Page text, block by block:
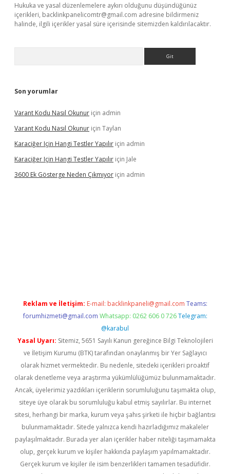
Hukuka ve yasal düzenlemelere aykırı olduğunu düşündüğünüz
içerikleri, backlinkpanelicomtr@gmail.com adresine bildirmeniz
halinde, ilgili içerikler yasal süre içerisinde sitemizden kaldırılacaktır.
Son yorumlar
Varant Kodu Nasıl Okunur için admin
Varant Kodu Nasıl Okunur için Taylan
Karaciğer Için Hangi Testler Yapılır için admin
Karaciğer Için Hangi Testler Yapılır için Jale
3600 Ek Gösterge Neden Çıkmıyor için admin
Reklam ve İletişim: E-mail: backlinkpaneli@gmail.com Teams:
forumhizmeti@gmail.com Whatsapp: 0262 606 0 726 Telegram:
@karabul
Yasal Uyarı: Sitemiz, 5651 Sayılı Kanun gereğince Bilgi Teknolojileri
ve İletişim Kurumu (BTK) tarafından onaylanmış bir Yer Sağlayıcı
olarak hizmet vermektedir. Bu nedenle, sitedeki içerikleri proaktif
olarak denetleme veya araştırma yükümlülüğümüz bulunmamaktadır.
Ancak, üyelerimiz yazdıkları içeriklerin sorumluluğunu taşımakta olup,
siteye üye olarak bu sorumluluğu kabul etmiş sayılırlar. Bu internet
sitesi, herhangi bir marka, kurum veya şahıs şirketi ile hiçbir bağlantısı
bulunmamaktadır. Sitede yalnızca kendi hazırladığımız makaleler
paylaşılmaktadır. Burada yer alan içerikler haber niteliği taşımamakta
olup, gerçek kurum ve kişiler hakkında paylaşım yapılmamaktadır.
Gerçek kurum ve kişiler ile isim benzerlikleri tamamen tesadüfidir.